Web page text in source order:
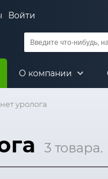
Войти
О компании
уролога
3 товара.